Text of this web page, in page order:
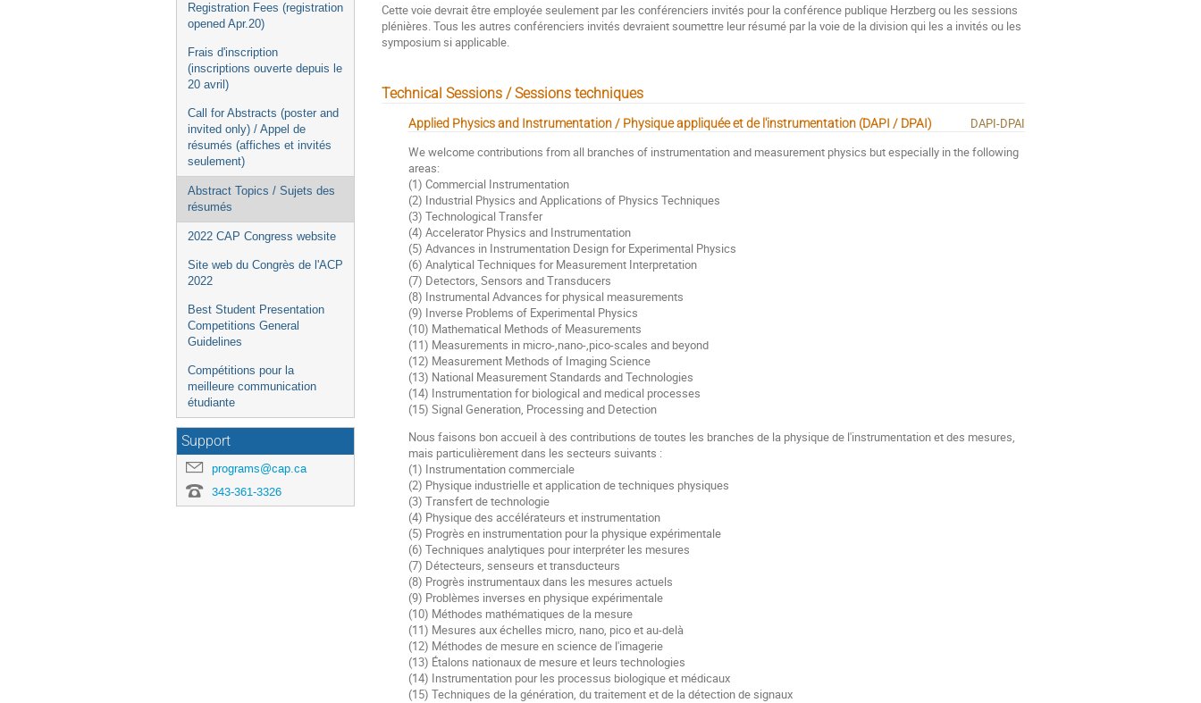
Registration Fees (registration
opened Apr.20)
Frais d'inscription
(inscriptions ouverte depuis le
20 avril)
Call for Abstracts (poster and
invited only) / Appel de
résumés (affiches et invités
seulement)
Abstract Topics / Sujets des
résumés
2022 CAP Congress website
Site web du Congrès de l'ACP
2022
Best Student Presentation
Competitions General
Guidelines
Compétitions pour la
meilleure communication
étudiante
Support
programs@cap.ca
343-361-3326
Cette voie devrait être employée seulement par les conférenciers invités pour la conférence publique Herzberg ou les sessions
plénières. Tous les autres conférenciers invités devraient soumettre leur résumé par la voie de la division qui les a invités ou les
symposium si applicable.
Technical Sessions / Sessions techniques
Applied Physics and Instrumentation / Physique appliquée et de l'instrumentation (DAPI / DPAI)
DAPI-DPAI
We welcome contributions from all branches of instrumentation and measurement physics but especially in the following
areas:
(1) Commercial Instrumentation
(2) Industrial Physics and Applications of Physics Techniques
(3) Technological Transfer
(4) Accelerator Physics and Instrumentation
(5) Advances in Instrumentation Design for Experimental Physics
(6) Analytical Techniques for Measurement Interpretation
(7) Detectors, Sensors and Transducers
(8) Instrumental Advances for physical measurements
(9) Inverse Problems of Experimental Physics
(10) Mathematical Methods of Measurements
(11) Measurements in micro-,nano-,pico-scales and beyond
(12) Measurement Methods of Imaging Science
(13) National Measurement Standards and Technologies
(14) Instrumentation for biological and medical processes
(15) Signal Generation, Processing and Detection
Nous faisons bon accueil à des contributions de toutes les branches de la physique de l'instrumentation et des mesures,
mais particulièrement dans les secteurs suivants :
(1) Instrumentation commerciale
(2) Physique industrielle et application de techniques physiques
(3) Transfert de technologie
(4) Physique des accélérateurs et instrumentation
(5) Progrès en instrumentation pour la physique expérimentale
(6) Techniques analytiques pour interpréter les mesures
(7) Détecteurs, senseurs et transducteurs
(8) Progrès instrumentaux dans les mesures actuels
(9) Problèmes inverses en physique expérimentale
(10) Méthodes mathématiques de la mesure
(11) Mesures aux échelles micro, nano, pico et au-delà
(12) Méthodes de mesure en science de l'imagerie
(13) Étalons nationaux de mesure et leurs technologies
(14) Instrumentation pour les processus biologique et médicaux
(15) Techniques de la génération, du traitement et de la détection de signaux